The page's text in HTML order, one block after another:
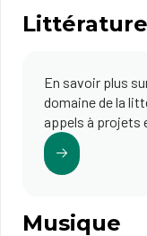
En savoir plus
domaine de la
appels à projets
Musique